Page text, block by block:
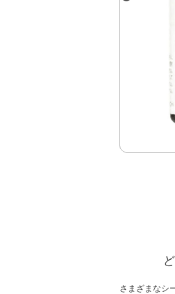
さまざまなシ